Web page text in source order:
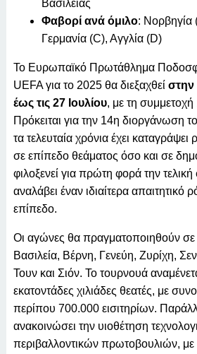
Βασιλείας
Φαβορί ανά όμιλο: Νορβηγία
Γερμανία (C), Αγγλία (D)
Το Ευρωπαϊκό Πρωτάθλημα
UEFA για το 2025 θα διεξαχθεί στην
έως τις 27 Ιουλίου, με τη
Πρόκειται για την 14η διοργάνωση
τα τελευταία χρόνια έχει
σε επίπεδο θεάματος όσο και σε
φιλοξενεί για πρώτη φορά την
αναλάβει έναν ιδιαίτερα απαιτητικό
επίπεδο.
Οι αγώνες θα πραγματοποιηθούν σε
Βασιλεία, Βέρνη, Γενεύη, Ζυρίχη,
Τουν και Σιόν. Το τουρνουά
εκατοντάδες χιλιάδες θεατές, με
περίπου 700.000 εισιτηρίων.
ανακοινώσει την υιοθέτηση
περιβαλλοντικών πρωτοβουλιών, με